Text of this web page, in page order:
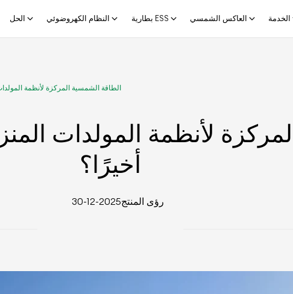
الحل النظام الكهروضوئي بطارية ESS العاكس الشمسي الخدمة
الطاقة الشمسية المركزة لأنظمة
لأنظمة المولدات
أخيرًا؟
رؤى المنتج2025-12-30